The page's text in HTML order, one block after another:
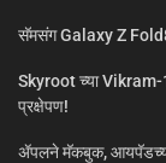
सॅमसंग Galaxy Z
Skyroot च्या Vikram-1
प्रक्षेपण!
ॲपलने मॅकबुक, आयपॅडच्या